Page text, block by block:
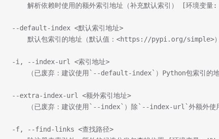
解析依赖时使用的额外索引地址（补充默认索引） [环境变
--default-index <默认索引地址>
默认包索引的地址（默认值：<https://pypi.org/
-i, --index-url <索引地址>
（已废弃：建议使用`--default-index`）Python包索引
--extra-index-url <额外索引地址>
（已废弃：建议使用`--index`）除`--index-url`外额外
-f, --find-links <查找路径>